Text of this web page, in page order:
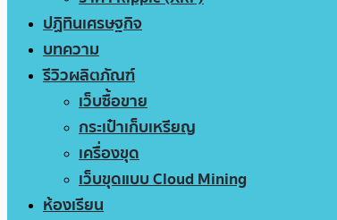
ปฏิทินเศรษฐกิจ
บทความ
รีวิวผลิตภัณฑ์
เว็บซื้อขาย
กระเป๋าเก็บเหรียญ
เครื่องขุด
เว็บขุดแบบ Cloud Mining
ห้องเรียน